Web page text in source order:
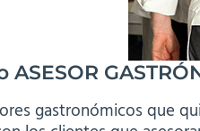
ASESOR
gastronómicos que